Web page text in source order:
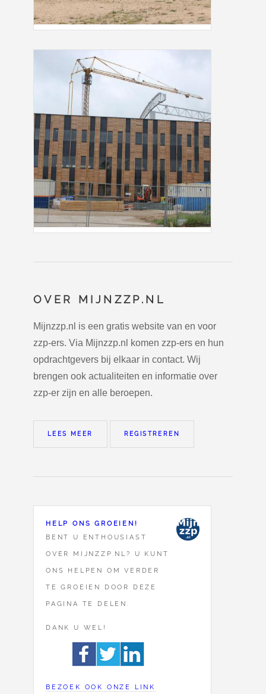
OVER MIJNZZP.NL
Mijnzzp.nl is een gratis website van en voor
zzp-ers. Via Mijnzzp.nl komen zzp-ers en hun
opdrachtgevers bij elkaar in contact. Wij
brengen ook actualiteiten en informatie over
zzp-er zijn en alle beroepen.
LEES MEER REGISTREREN
HELP ONS GROEIEN!
BENT U ENTHOUSIAST
OVER MIJNZZP.NL? U KUNT
ONS HELPEN OM VERDER
TE GROEIEN DOOR DEZE
PAGINA TE DELEN.
DANK U WEL!
BEZOEK OOK ONZE LINK